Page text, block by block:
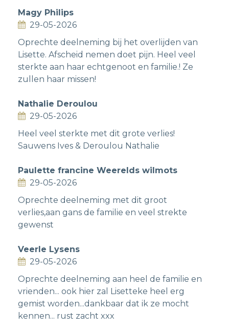
Magy Philips
29-05-2026
Oprechte deelneming bij het overlijden van
Lisette. Afscheid nemen doet pijn. Heel veel
sterkte aan haar echtgenoot en familie.! Ze
zullen haar missen!
Nathalie Deroulou
29-05-2026
Heel veel sterkte met dit grote verlies!
Sauwens Ives & Deroulou Nathalie
Paulette francine Weerelds wilmots
29-05-2026
Oprechte deelneming met dit groot
verlies,aan gans de familie en veel strekte
gewenst
Veerle Lysens
29-05-2026
Oprechte deelneming aan heel de familie en
vrienden... ook hier zal Lisetteke heel erg
gemist worden...dankbaar dat ik ze mocht
kennen... rust zacht xxx